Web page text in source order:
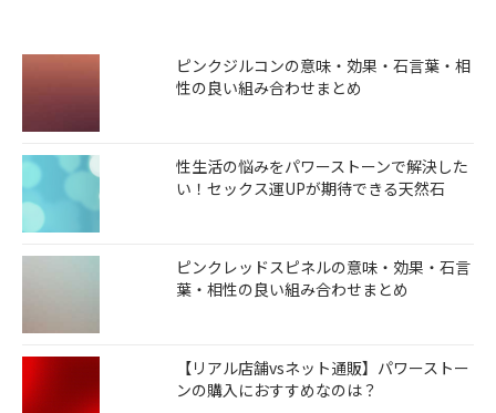
ピンクジルコンの意味・効果・石言葉・相
性の良い組み合わせまとめ
性生活の悩みをパワーストーンで解決した
い！セックス運UPが期待できる天然石
ピンクレッドスピネルの意味・効果・石言
葉・相性の良い組み合わせまとめ
【リアル店舗vsネット通販】パワーストー
ンの購入におすすめなのは？